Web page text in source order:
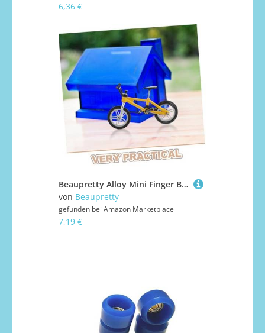
6,36 €
Beaupretty Alloy Mini Finger Bike Modell für Realistische Mountainbike Deko Detailgetreues Fahrrad Modellspielzeug Kreatives für Fantasievolles Spiel und Sammler
von Beaupretty
gefunden bei Amazon Marketplace
7,19 €